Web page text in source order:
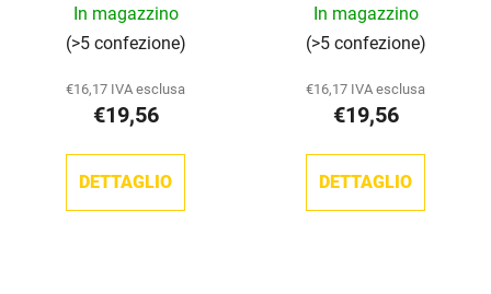
valutazione
media
del
prodotto
5,0
In magazzino
(>5 confezione)
€16,17 IVA esclusa
€19,56
DETTAGLIO
In magazzino
(>5 confezione)
€16,17 IVA esclusa
€19,56
DETTAGLIO